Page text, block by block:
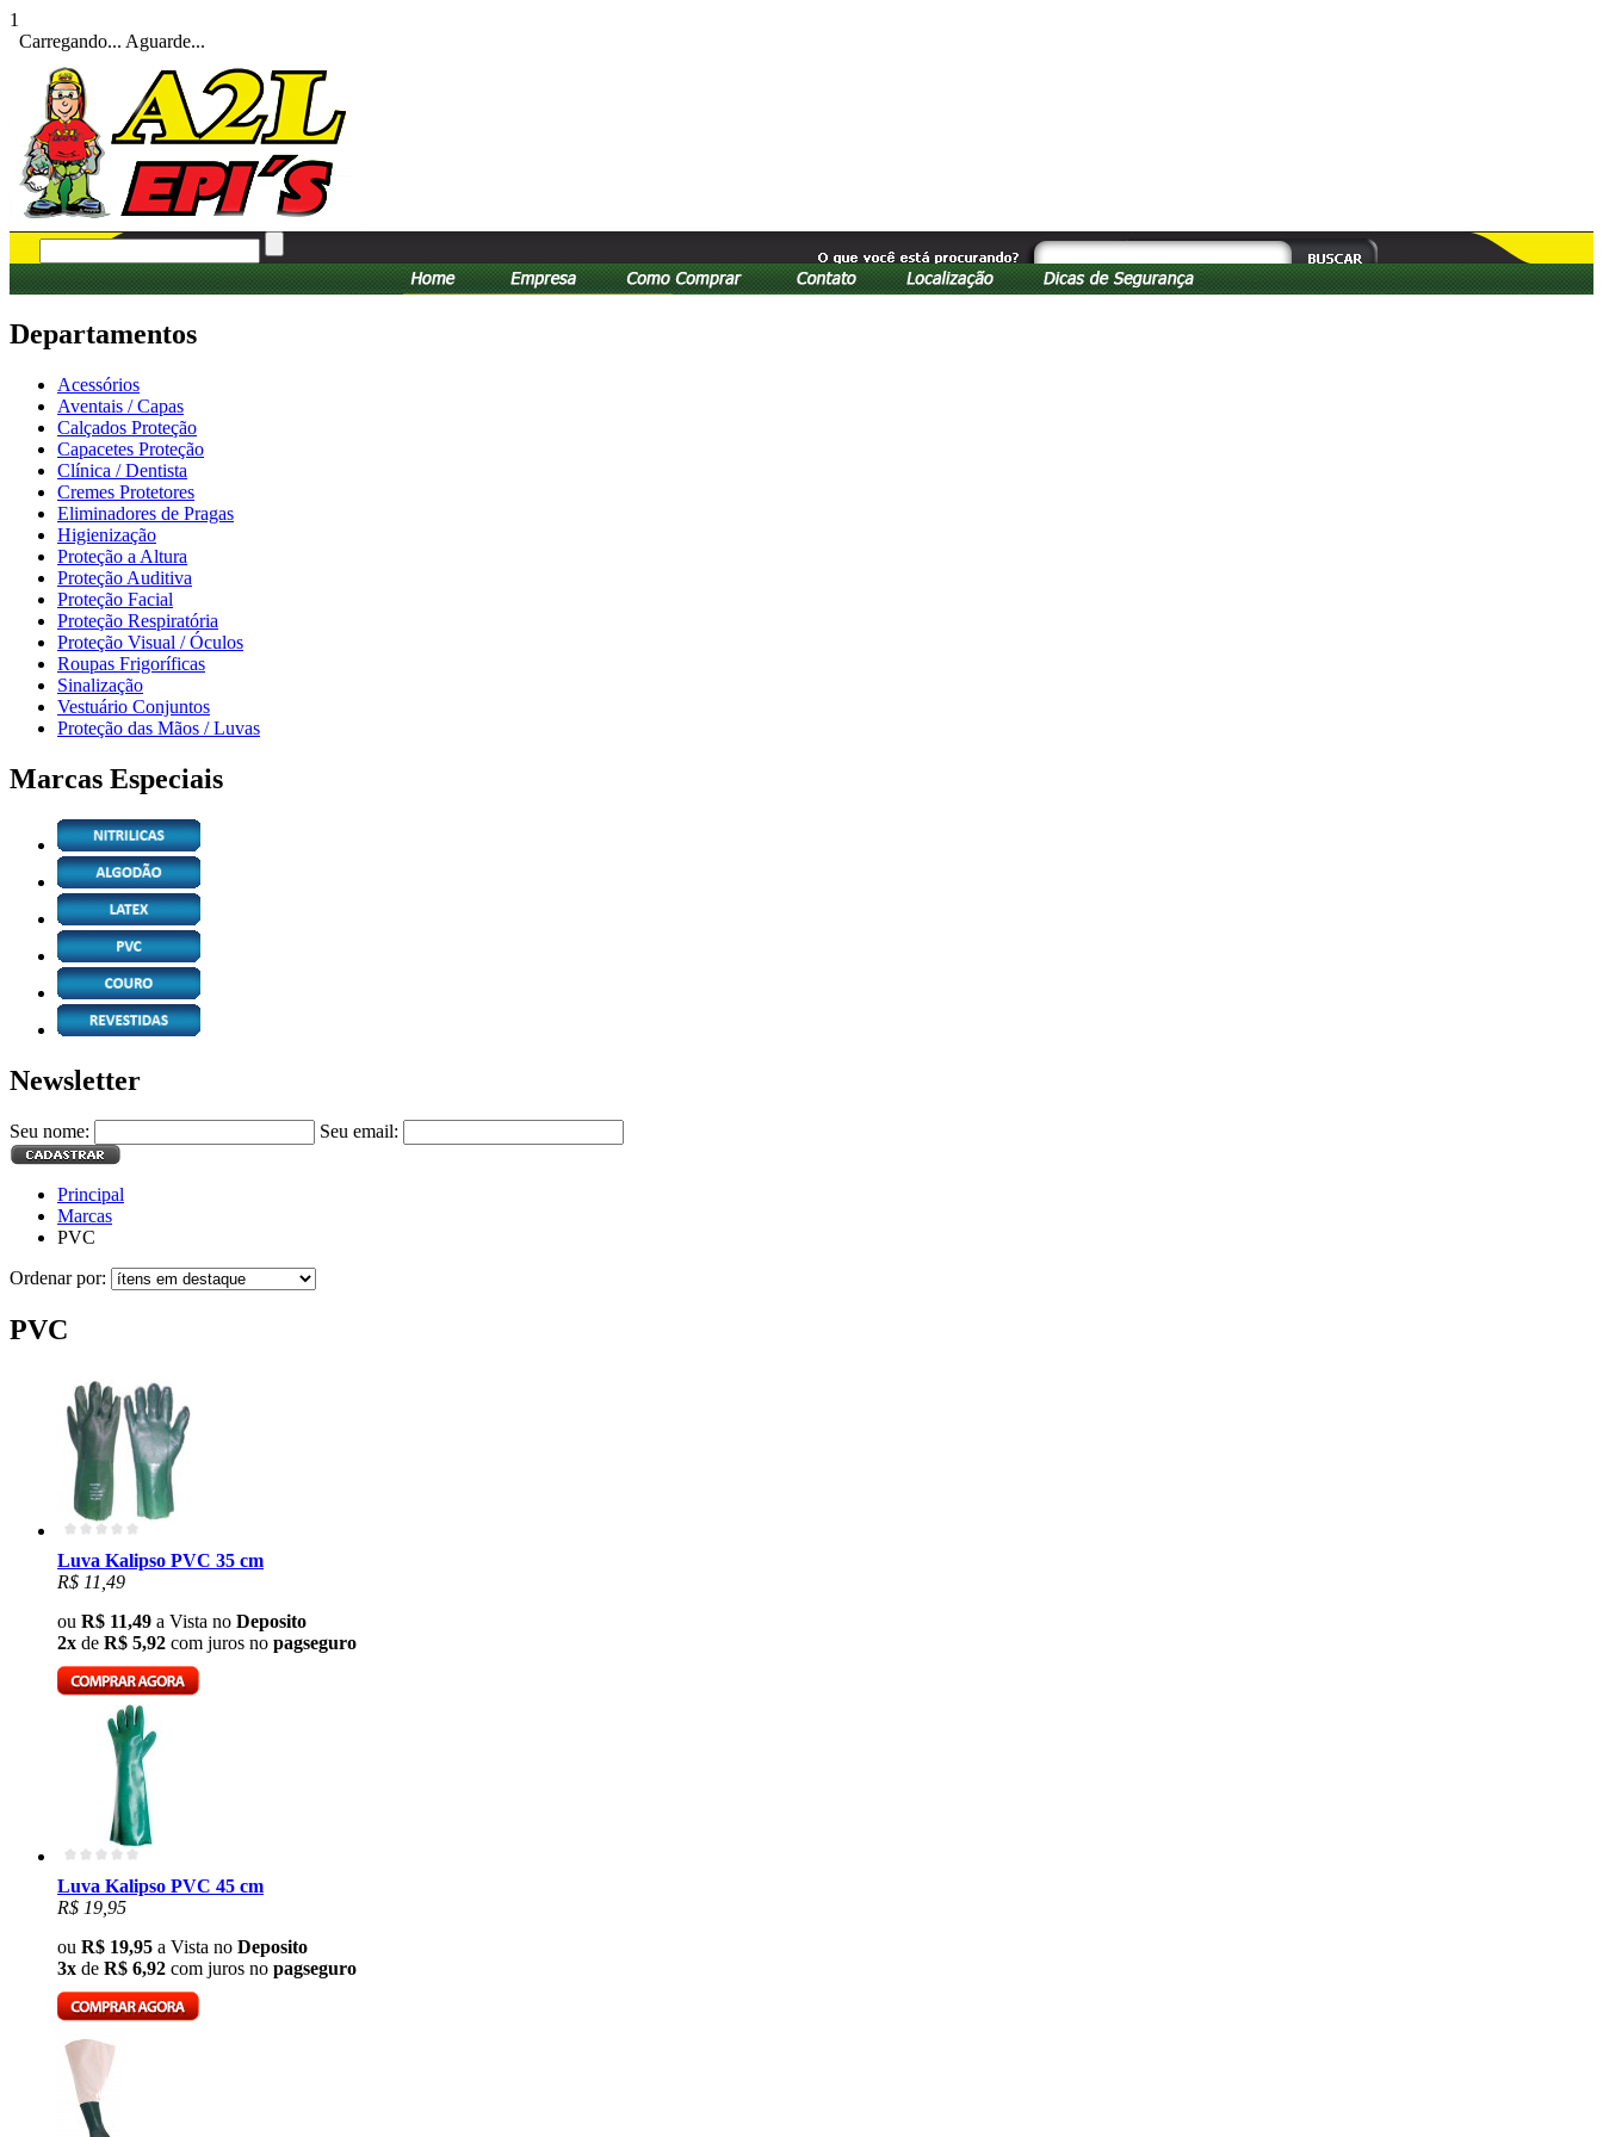
1
Carregando... Aguarde...
Departamentos
Acessórios
Aventais / Capas
Calçados Proteção
Capacetes Proteção
Clínica / Dentista
Cremes Protetores
Eliminadores de Pragas
Higienização
Proteção a Altura
Proteção Auditiva
Proteção Facial
Proteção Respiratória
Proteção Visual / Óculos
Roupas Frigoríficas
Sinalização
Vestuário Conjuntos
Proteção das Mãos / Luvas
Marcas Especiais
Newsletter
Seu nome: Seu email:
Principal
Marcas
PVC
Ordenar por:
PVC
Luva Kalipso PVC 35 cm
R$ 11,49
ou R$ 11,49 a Vista no Deposito
2x de R$ 5,92 com juros no pagseguro
Luva Kalipso PVC 45 cm
R$ 19,95
ou R$ 19,95 a Vista no Deposito
3x de R$ 6,92 com juros no pagseguro